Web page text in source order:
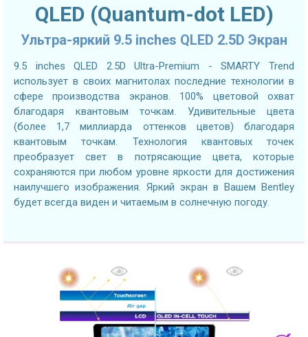
QLED (Quantum-dot LED)
Ультра-яркий 9.5 inches QLED 2.5D Экран
9.5 inches QLED 2.5D Ultra-Premium - SMARTY Trend
использует в своих магнитолах последние технологии в
сфере производства экранов. 100% цветовой охват
благодаря квантовым точкам. Удивительные цвета
(более 1,7 миллиарда оттенков цветов) благодаря
квантовым точкам. Технология квантовых точек
преобразует свет в потрясающие цвета, которые
сохраняются при любом уровне яркости для достижения
наилучшего изображения. Яркий экран в Вашем Bentley
будет всегда виден и читаемым в солнечную погоду.